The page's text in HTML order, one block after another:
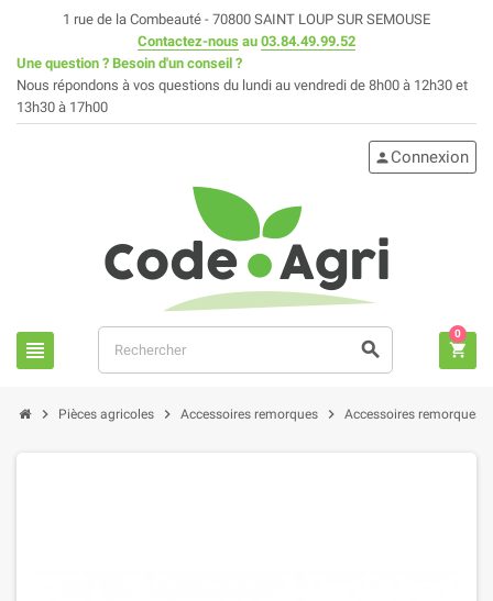
1 rue de la Combeauté - 70800 SAINT LOUP SUR SEMOUSE
Contactez-nous au 03.84.49.99.52
Une question ? Besoin d'un conseil ?
Nous répondons à vos questions du lundi au vendredi de 8h00 à 12h30 et
13h30 à 17h00
view_headline search
person Connexion
shopping_cart
0
chevron_right Pièces agricoles chevron_right Accessoires remorques chevron_right Accessoires remorques